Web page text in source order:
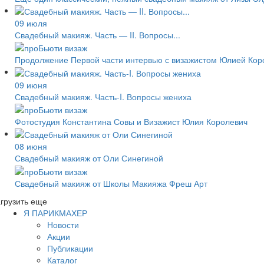
09 июля
Свадебный макияж. Часть — II. Вопросы...
Продолжение Первой части интервью с визажистом Юлией
09 июня
Свадебный макияж. Часть-I. Вопросы жениха
Фотостудия Константина Совы и Визажист Юлия Королевич
08 июня
Свадебный макияж от Оли Синегиной
Свадебный макияж от Школы Макияжа Фреш Арт
еще
Я ПАРИКМАХЕР
Новости
Акции
Публикации
Каталог